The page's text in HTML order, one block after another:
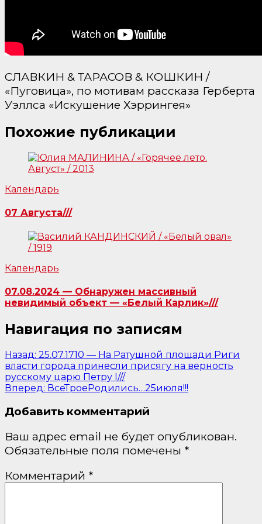
СЛАВКИН & ТАРАСОВ & КОШКИН /
«Пуговица», по мотивам рассказа Герберта
Уэллса «Искушение Хэррингея»
Похожие публикации
Календарь
07 Августа///
Календарь
07.08.2024 — Обнаружен массивный
невидимый объект — «Белый Карлик»///
Навигация по записям
Назад: 25.07.1710 — На Ратушной площади Риги
власти города принесли присягу на верность
русскому царю Петру I///
Вперед: ВсеТроеРодились…25июля!!!
Добавить комментарий
Ваш адрес email не будет опубликован.
Обязательные поля помечены *
Комментарий *